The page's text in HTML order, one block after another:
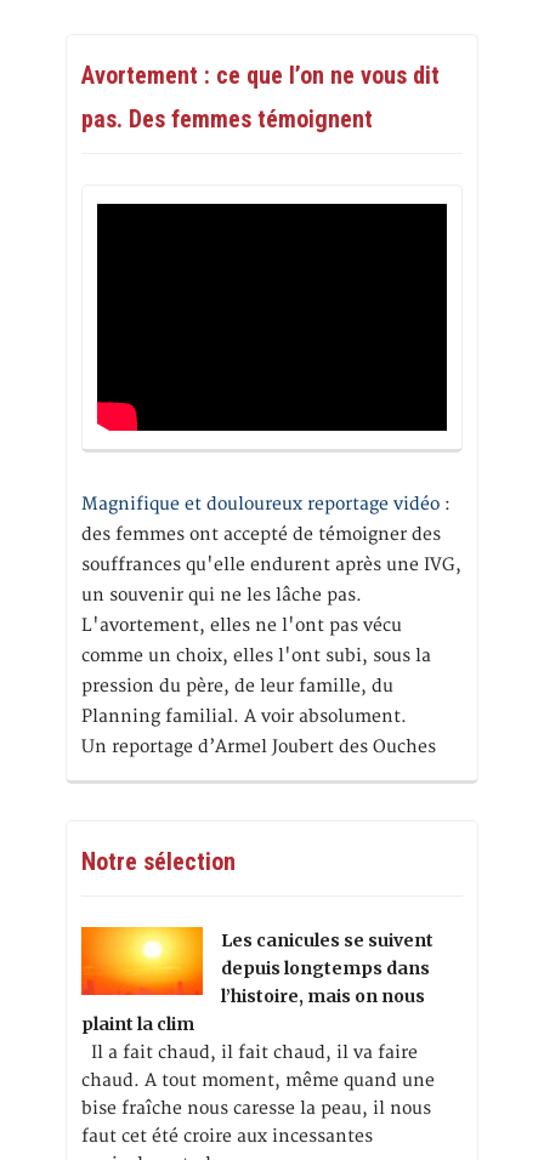
Avortement : ce que l’on ne vous dit
pas. Des femmes témoignent
Magnifique et douloureux reportage vidéo :
des femmes ont accepté de témoigner des
souffrances qu'elle endurent après une IVG,
un souvenir qui ne les lâche pas.
L'avortement, elles ne l'ont pas vécu
comme un choix, elles l'ont subi, sous la
pression du père, de leur famille, du
Planning familial. A voir absolument.
Un reportage d’Armel Joubert des Ouches
Notre sélection
Les canicules se suivent
depuis longtemps dans
l’histoire, mais on nous
plaint la clim
Il a fait chaud, il fait chaud, il va faire
chaud. A tout moment, même quand une
bise fraîche nous caresse la peau, il nous
faut cet été croire aux incessantes